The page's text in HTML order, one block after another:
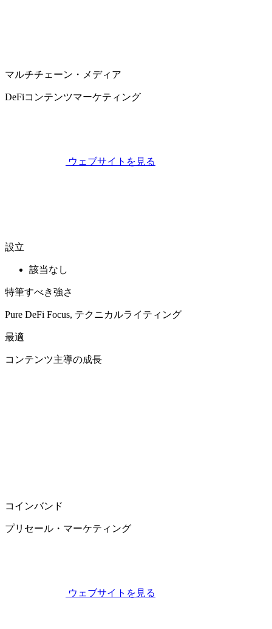
マルチチェーン・メディア
DeFiコンテンツマーケティング
ウェブサイトを見る
設立
該当なし
特筆すべき強さ
Pure DeFi Focus, テクニカルライティング
最適
コンテンツ主導の成長
コインバンド
プリセール・マーケティング
ウェブサイトを見る